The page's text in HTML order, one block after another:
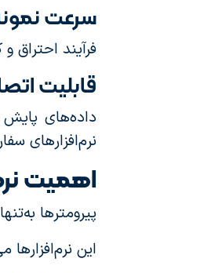
سرعت
فرآیند احتراق
قابلیت
نرم‌افزارهای
اهمیت
پیرومترها
این نرم‌افزارها